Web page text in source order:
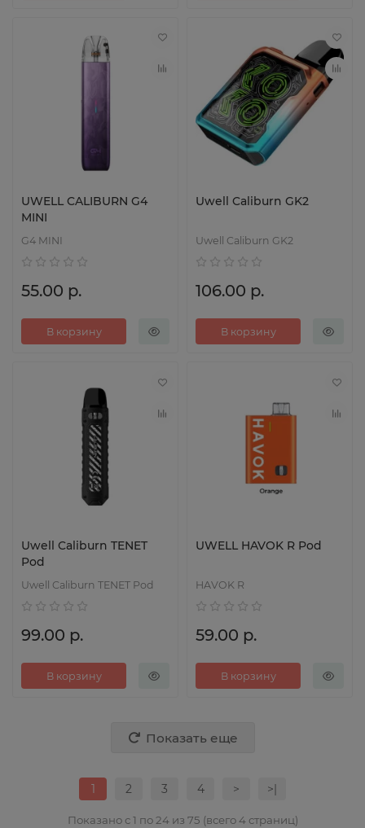
UWELL CALIBURN G4
MINI
G4 MINI
55.00 р.
В корзину
Uwell Caliburn GK2
Uwell Caliburn GK2
106.00 р.
В корзину
Uwell Caliburn TENET
Pod
Uwell Caliburn TENET Pod
99.00 р.
В корзину
UWELL HAVOK R Pod
HAVOK R
59.00 р.
В корзину
Показать еще
1 2 3 4 > >|
Показано с 1 по 24 из 75 (всего 4 страниц)